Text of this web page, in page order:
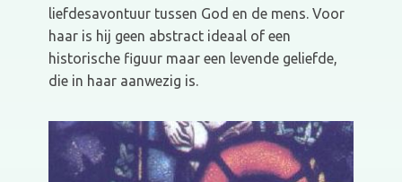
liefdesavontuur tussen God en de mens. Voor
haar is hij geen abstract ideaal of een
historische figuur maar een levende geliefde,
die in haar aanwezig is.